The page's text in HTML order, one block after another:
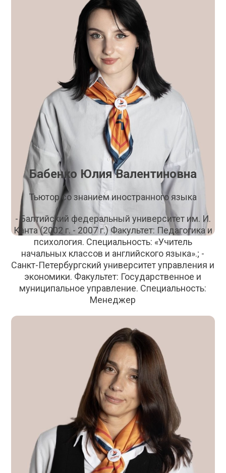
Бабенко Юлия Валентиновна
Тьютор со знанием иностранного языка
- Балтийский федеральный университет им. И.
Канта (2002 г. - 2007 г.) Факультет: Педагогика и
психология. Специальность: «Учитель
начальных классов и английского языка».; -
Санкт-Петербургский университет управления и
экономики. Факультет: Государственное и
муниципальное управление. Специальность:
Менеджер